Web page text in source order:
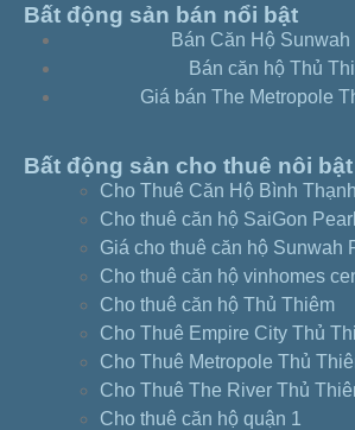
Bất động sản bán nổi bật
Bán Căn Hộ Sunwah
Bán căn hộ Thủ
Giá bán The Metropole
Bất động sản cho thuê nôi bật
Cho Thuê Căn Hộ Bình Thạnh
Cho thuê căn hộ SaiGon Pearl
Giá cho thuê căn hộ Sunwah
Cho thuê căn hộ vinhomes
Cho thuê căn hộ Thủ Thiêm
Cho Thuê Empire City Thủ
Cho Thuê Metropole Thủ
Cho Thuê The River Thủ
Cho thuê căn hộ quận 1